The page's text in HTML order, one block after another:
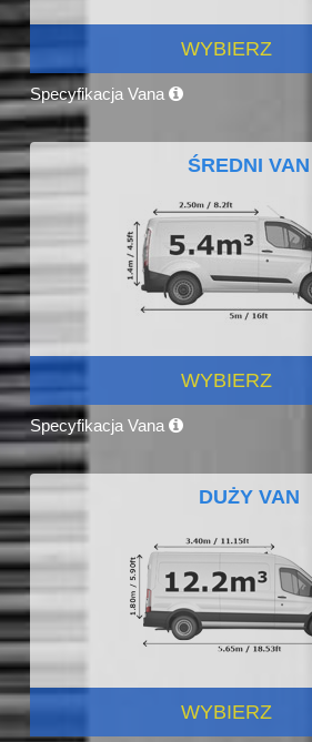
WYBIERZ
Specyfikacja Vana
ŚREDNI VAN
WYBIERZ
Specyfikacja Vana
DUŻY VAN
WYBIERZ